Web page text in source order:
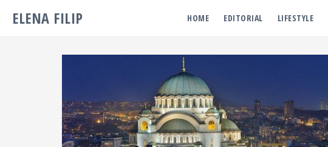
ELENA FILIP HOME EDITORIAL LIFESTYLE